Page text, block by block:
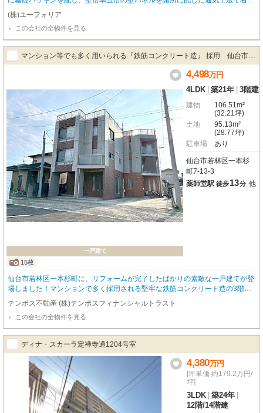
あら完成まで第三者機関による計四回の検査を通過した物件のみ引き渡してい
る為地震に強い家です。●設計住宅性能評価書あり、建設住宅性能評価書あ
り、長期優良住宅（耐震、省エネ性等高い）、フラット35適合証明書あり。
(株)ユーフォリア
この会社の全物件を見る
マンション等でも多く用いられる『鉄筋コンクリート造』 採用 仙台市若
一戸建て
15枚
4,498万円
4LDK 築21年 3階建
建物
106.51m²
(32.21坪)
土地
95.13m²
(28.77坪)
駐車場
あり
仙台市若林区一本杉
町7-13-3
薬師堂駅 徒歩13分 他
仙台市若林区一本杉町に、リフォームが完了したばかりの素敵な一戸建てが登
場しました！マンションで多く採用される堅牢な鉄筋コンクリート造の3階建
てで、ご家族の安心な暮らしを支えます。2025年6月には内装リフォームが完
了し、LIXIL製のシステムキッチンやユニットバス、TOTO製のトイレなど水回
りが一新。床や壁も張り替えられ、まるで新築のような快適な空間で新生活を
スタートしていただけます。広々とした4LDKの間取りは106.51m²のゆとりが
あり、ご家族それぞれのプライベート空間も大切にできますね。東向きで日当
たりも良好、閑静な住宅街に位置しており、穏やかな毎日が送れることでしょ
う。薬師堂駅まで徒歩13分。周辺にはローソンやヨークベニマルが徒歩3分圏
内にあり、日々のお買い物も大変便利です。南小泉小学校へ徒歩4分、南小泉
中学校へ徒歩5分と、お子様の通学も安心の距離。さらに、嬉しい駐車場4台分
完備で、お車をお持ちのご家庭にもぴったりです。システムキッチンや浴室乾
燥機、追い焚き機能など充実の設備も魅力。ぜひ一度、この生まれ変わったお
家で、理想の暮らしを想像してみてください。
テンポス不動産 (株)テンポスフィナンシャルトラスト
この会社の全物件を見る
ディナ・スカーラ定禅寺通1204号室
4,380万円
[坪単価 約179.2万円/
坪]
3LDK 築24年
12階/14階建